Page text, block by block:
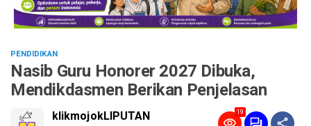
PENDIDIKAN
Nasib Guru Honorer 2027 Dibuka,
Mendikdasmen Berikan Penjelasan
klikmojokLIPUTAN 19